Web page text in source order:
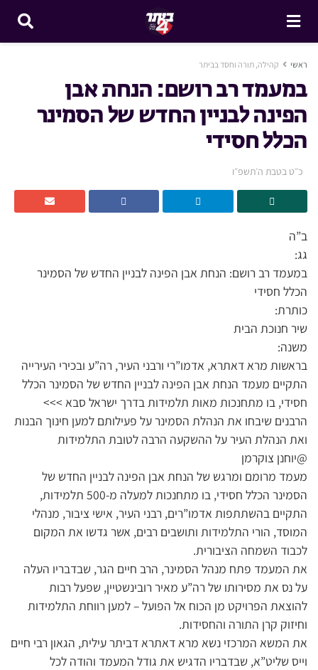
ראשי קהילה, תורה וחסד בביתר
במעמד רב רושם: הנחת אבן
הפינה לבניין החדש של הסמינר
הכלל חסידי
כ״ט בטבת ה׳תשפ״ו
ב”ה
גג:
במעמד רב רושם: הנחת אבן הפינה לבניין החדש של הסמינר
הכלל חסידי
כותרת:
שיר חנוכת הבית
משנה:
בראשות מרא דאתרא, אדמו”רי ורבני העיר, רה”ע ובכירי העירייה
התקיים מעמד הנחת אבן הפינה לבניין החדש של הסמינר הכלל
חסידי, בו מתחנכות מאות תלמידות בדרך ישראל סבא >>>
הרבנים שיבחו את הנהלת הסמינר על פעילותם למען חינוך הבנות
ואת הנהלת העיר על ההשקעה הרבה לטובת התלמידות
@יוחנן צוקרמן
מעמד מרומם ומרגש של הנחת אבן הפינה לבניין החדש של
הסמינר הכלל חסידי, בו מתחנכות למעלה מ-500 תלמידות,
התקיים בהשתתפות אדמו”רים, רבני העיר, אישי ציבור, מנהלי
המוסד, הורי התלמידות ותושבים רבים, אשר גדשו את המקום
לכבוד השמחה הציבורית.
את המעמד פתח מנהל הסמינר, הרב חיים הגר, שבדבריו העלה
על נס את מסירותו של רה”ע מאיר רובינשטיין, שפעל רבות
להוצאת הפרויקט מן הכוח אל הפועל – למען רווחת התלמידות
וחיזוק קרן התורה והחסידות.
את המשא המרכזי נשא מרא דאתרא דביתר עילית, הגאון רבי חיים
וייס שליט”א, שבדבריו הדגיש את גודל המעמד והודה לכל